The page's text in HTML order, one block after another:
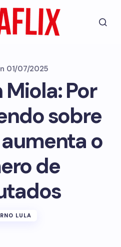
01/07/2025
Por
sobre
o
de
LULA